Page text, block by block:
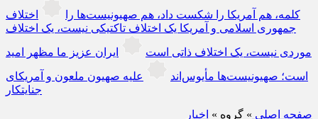
کلمه، هم آمریکا را شکست داد، هم صهیونیست‌ها را
اختلاف
جمهوری اسلامی و آمریکا یک اختلاف تاکتیکی نیست، یک اختلاف
موردی نیست، یک اختلاف ذاتی است
ایران عزیز ما مظهر امید
است؛ صهیونیست‌ها مأیوس‌اند
علیه صهیون ملعون و آمریکای
جنایتکار
صفحه اصلی » گروه » اخبار